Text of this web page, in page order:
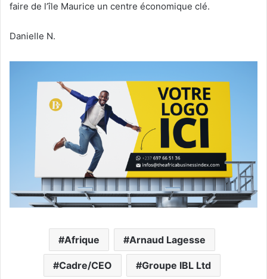
faire de l’île Maurice un centre économique clé.
Danielle N.
Afrique Arnaud Lagesse
Cadre/CEO Groupe IBL Ltd